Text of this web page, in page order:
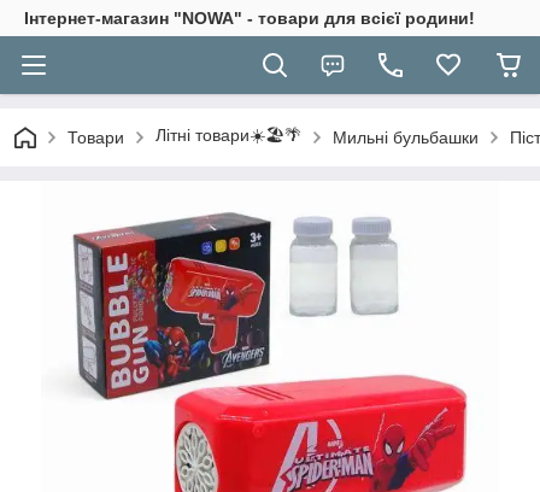
Інтернет-магазин "NOWA" - товари для всієї родини!
Товари Літні товари☀️🏖️🌴 Мильні бульбашки